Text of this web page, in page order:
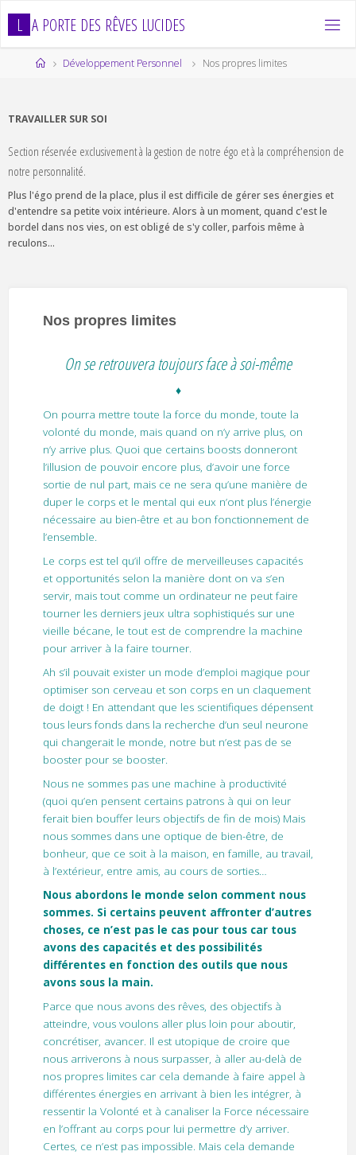
L A PORTE DES RÊVES LUCIDES
HomeDéveloppement Personnel Nos propres limites
TRAVAILLER SUR SOI
Section réservée exclusivement à la gestion de notre égo et à la compréhension de
notre personnalité.
Plus l'égo prend de la place, plus il est difficile de gérer ses énergies et
d'entendre sa petite voix intérieure. Alors à un moment, quand c'est le
bordel dans nos vies, on est obligé de s'y coller, parfois même à
reculons...
Nos propres limites
On se retrouvera toujours face à soi-même
♦
On pourra mettre toute la force du monde, toute la
volonté du monde, mais quand on n’y arrive plus, on
n’y arrive plus. Quoi que certains boosts donneront
l’illusion de pouvoir encore plus, d’avoir une force
sortie de nul part, mais ce ne sera qu’une manière de
duper le corps et le mental qui eux n’ont plus l’énergie
nécessaire au bien-être et au bon fonctionnement de
l’ensemble.
Le corps est tel qu’il offre de merveilleuses capacités
et opportunités selon la manière dont on va s’en
servir, mais tout comme un ordinateur ne peut faire
tourner les derniers jeux ultra sophistiqués sur une
vieille bécane, le tout est de comprendre la machine
pour arriver à la faire tourner.
Ah s’il pouvait exister un mode d’emploi magique pour
optimiser son cerveau et son corps en un claquement
de doigt ! En attendant que les scientifiques dépensent
tous leurs fonds dans la recherche d’un seul neurone
qui changerait le monde, notre but n’est pas de se
booster pour se booster.
Nous ne sommes pas une machine à productivité
(quoi qu’en pensent certains patrons à qui on leur
ferait bien bouffer leurs objectifs de fin de mois) Mais
nous sommes dans une optique de bien-être, de
bonheur, que ce soit à la maison, en famille, au travail,
à l’extérieur, entre amis, au cours de sorties…
Nous abordons le monde selon comment nous
sommes. Si certains peuvent affronter d’autres
choses, ce n’est pas le cas pour tous car tous
avons des capacités et des possibilités
différentes en fonction des outils que nous
avons sous la main.
Parce que nous avons des rêves, des objectifs à
atteindre, vous voulons aller plus loin pour aboutir,
concrétiser, avancer. Il est utopique de croire que
nous arriverons à nous surpasser, à aller au-delà de
nos propres limites car cela demande à faire appel à
différentes énergies en arrivant à bien les intégrer, à
ressentir la Volonté et à canaliser la Force nécessaire
en l’offrant au corps pour lui permettre d’y arriver.
Certes, ce n’est pas impossible. Mais cela demande